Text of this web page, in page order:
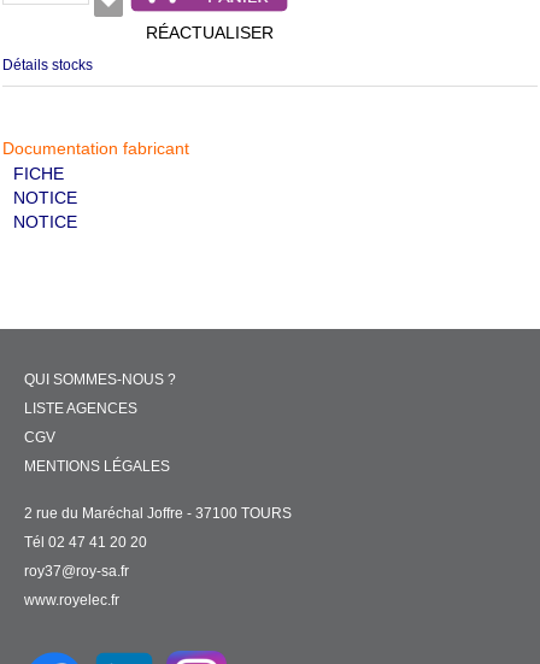
RÉACTUALISER
Détails stocks
Documentation fabricant
FICHE
NOTICE
NOTICE
QUI SOMMES-NOUS ?
LISTE AGENCES
CGV
MENTIONS LÉGALES
2 rue du Maréchal Joffre - 37100 TOURS
Tél 02 47 41 20 20
roy37@roy-sa.fr
www.royelec.fr